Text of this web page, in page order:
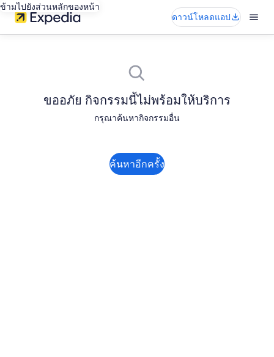
ข้ามไปยังส่วนหลักของหน้า
ดาวน์โหลดแอป
ขออภัย กิจกรรมนี้ไม่พร้อมให้บริการ
กรุณาค้นหากิจกรรมอื่น
ค้นหาอีกครั้ง